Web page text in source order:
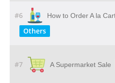
#6 How to Order A la
Others
#7 A Supermarket Sale